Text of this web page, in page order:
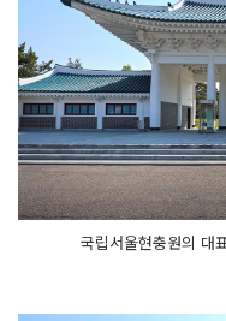
국립서울현충원의 대